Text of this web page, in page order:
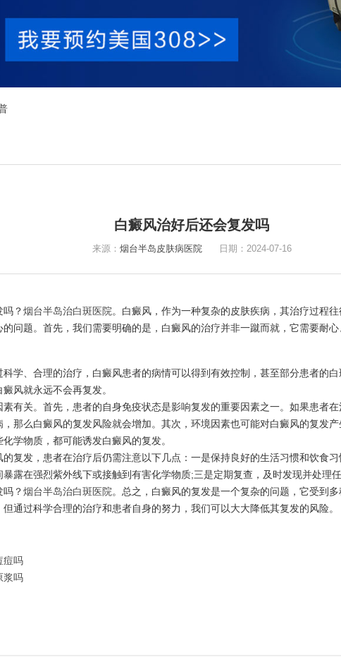
白癜风治好后还会复发吗
来源： 烟台半岛皮肤病医院日期：2024-07-16
？烟台半岛治白斑医院。白癜风，作为一种复杂的皮肤疾病，其治疗过程
问题。首先，我们需要明确的是，白癜风的治疗并非一蹴而就，它需要耐
、合理的治疗，白癜风患者的病情可以得到有效控制，甚至部分患者的白
风就永远不会再复发。
关。首先，患者的自身免疫状态是影响复发的重要因素之一。如果患者在
那么白癜风的复发风险就会增加。其次，环境因素也可能对白癜风的复发
学物质，都可能诱发白癜风的复发。
发，患者在治疗后仍需注意以下几点：一是保持良好的生活习惯和饮食习
露在强烈紫外线下或接触到有害化学物质;三是定期复查，及时发现并处理任
？烟台半岛治白斑医院。总之，白癜风的复发是一个复杂的问题，它受到
通过科学合理的治疗和患者自身的努力，我们可以大大降低其复发的风险。
痘吗
浆吗